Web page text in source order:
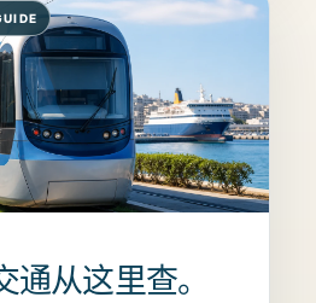
从这里查。